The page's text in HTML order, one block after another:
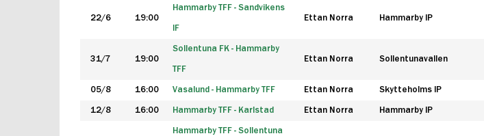
22/6 19:00
Hammarby TFF - Sandvikens
IF
Ettan Norra Hammarby IP
31/7 19:00
Sollentuna FK - Hammarby
TFF
Ettan Norra Sollentunavallen
05/8 16:00 Vasalund - Hammarby TFF Ettan Norra Skytteholms IP
12/8 16:00 Hammarby TFF - Karlstad Ettan Norra Hammarby IP
Hammarby TFF - Sollentuna